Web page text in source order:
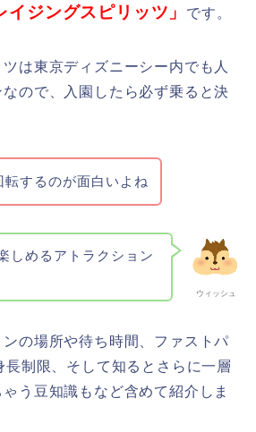
イジングスピリッツ」 です。
は東京ディズニーシー内でも人
ので、入園したら必ず乗ると決
転するのが面白いよね
ウィッシュ
しめるアトラクション
の場所や待ち時間、ファストパ
長制限、そして知るとさらに一層
う豆知識もなど含めて紹介しま